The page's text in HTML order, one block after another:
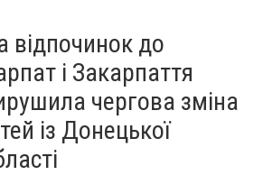
відпочинок до
і Закарпаття
чергова зміна
із Донецької